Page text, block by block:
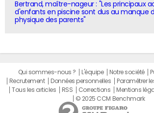
Bertrand, maître-nageur : "Les principaux
d'enfants en piscine sont dus au manque
physique des parents"
Qui sommes-nous ? L'équipe Notre société
Recrutement
Données personnelles Paramétrer
Tous les articles
RSS Corrections Mentions
© 2025 CCM Benchmark